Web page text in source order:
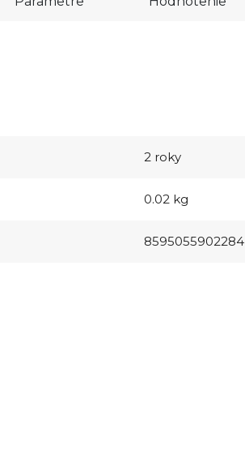
2 roky
0.02 kg
8595055902284